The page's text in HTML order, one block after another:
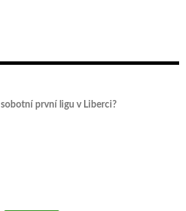
první ligu v Liberci?